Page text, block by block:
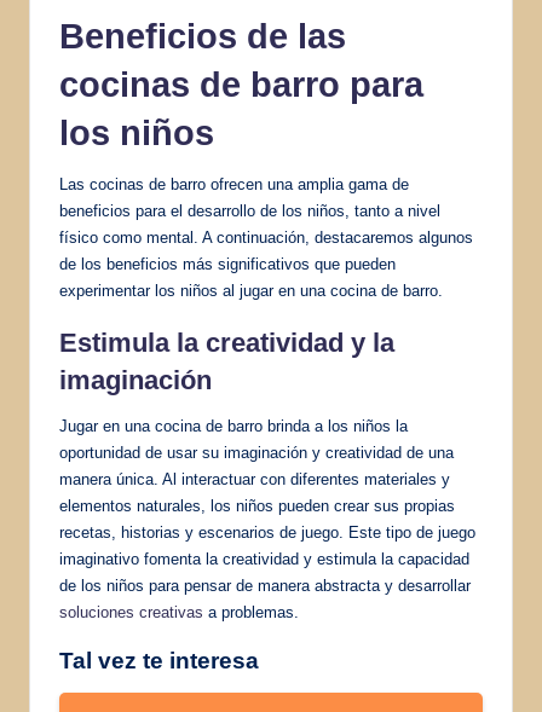
Beneficios de las
cocinas de barro para
los niños
Las cocinas de barro ofrecen una amplia gama de
beneficios para el desarrollo de los niños, tanto a nivel
físico como mental. A continuación, destacaremos algunos
de los beneficios más significativos que pueden
experimentar los niños al jugar en una cocina de barro.
Estimula la creatividad y la
imaginación
Jugar en una cocina de barro brinda a los niños la
oportunidad de usar su imaginación y creatividad de una
manera única. Al interactuar con diferentes materiales y
elementos naturales, los niños pueden crear sus propias
recetas, historias y escenarios de juego. Este tipo de juego
imaginativo fomenta la creatividad y estimula la capacidad
de los niños para pensar de manera abstracta y desarrollar
soluciones creativas a problemas.
Tal vez te interesa